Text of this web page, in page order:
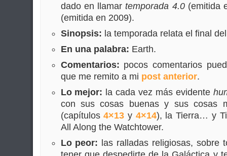
dado en llamartemporada 4.0(emitida
(emitida en 2009).
Sinopsis: la temporada relata el final
En una palabra: Earth.
Comentarios: pocos comentarios
que me remito a mi post anterior.
Lo mejor: la cada vez más evidente
con sus cosas buenas y sus cosas
(capítulos4×13 y 4×14), la Tierra… y
All Along the Watchtower.
Lo peor: las ralladas religiosas, sobre